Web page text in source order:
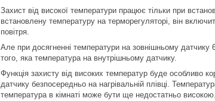
Захист від високої температури працює тільки при
встановлену температуру на терморегуляторі, він
повітря.
Але при досягненні температури на зовнішньому
того, яка температура на внутрішньому датчику.
Функція захисту від високих температур буде особливо
датчику безпосередньо на нагрівальній плівці.
температура в кімнаті може бути ще недостатньо високою.